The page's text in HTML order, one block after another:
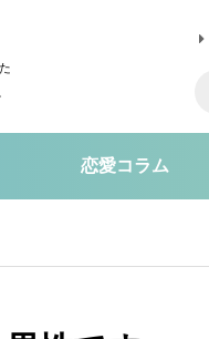
恋愛コラム